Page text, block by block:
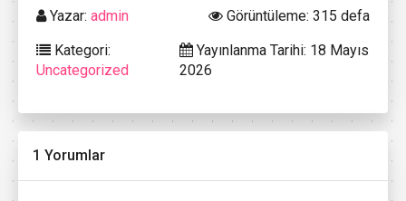
Yazar: admin
Görüntüleme: 315 defa
Kategori:
Uncategorized
Yayınlanma Tarihi: 18 Mayıs
2026
1 Yorumlar